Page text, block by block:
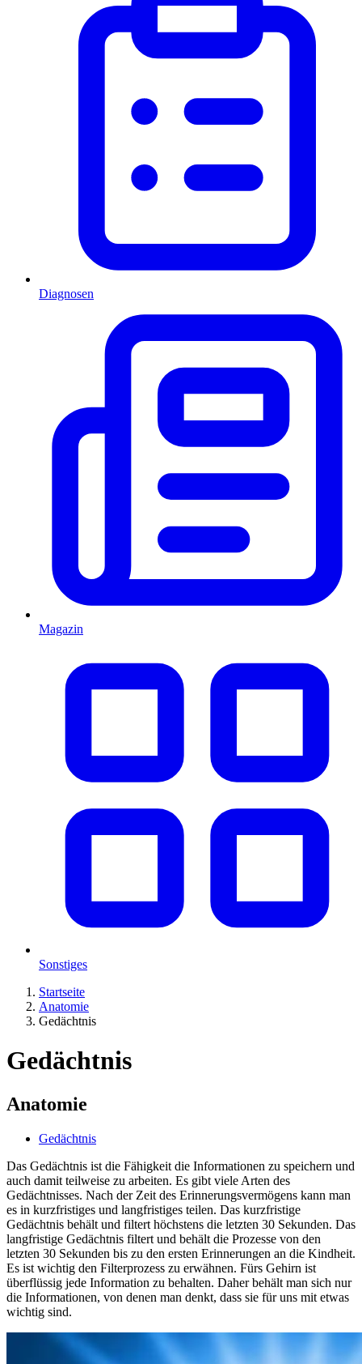
Diagnosen
Magazin
Sonstiges
Startseite
Anatomie
Gedächtnis
Gedächtnis
Anatomie
Gedächtnis
Das Gedächtnis ist die Fähigkeit die Informationen zu speichern und
auch damit teilweise zu arbeiten. Es gibt viele Arten des
Gedächtnisses. Nach der Zeit des Erinnerungsvermögens kann man
es in kurzfristiges und langfristiges teilen. Das kurzfristige
Gedächtnis behält und filtert höchstens die letzten 30 Sekunden. Das
langfristige Gedächtnis filtert und behält die Prozesse von den
letzten 30 Sekunden bis zu den ersten Erinnerungen an die Kindheit.
Es ist wichtig den Filterprozess zu erwähnen. Fürs Gehirn ist
überflüssig jede Information zu behalten. Daher behält man sich nur
die Informationen, von denen man denkt, dass sie für uns mit etwas
wichtig sind.